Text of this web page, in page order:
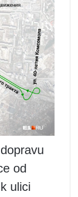
od
ulici